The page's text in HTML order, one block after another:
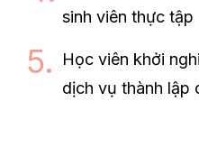
sinh viên thực tập
Học viên khởi
dịch vụ thành lập